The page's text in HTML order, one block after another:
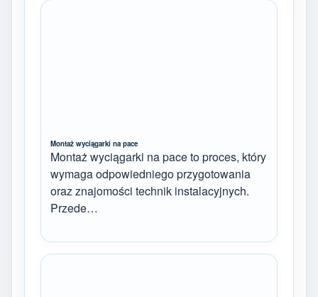
Montaż wyciągarki na pace
Montaż wyciągarki na pace to proces, który
wymaga odpowiedniego przygotowania
oraz znajomości technik instalacyjnych.
Przede…